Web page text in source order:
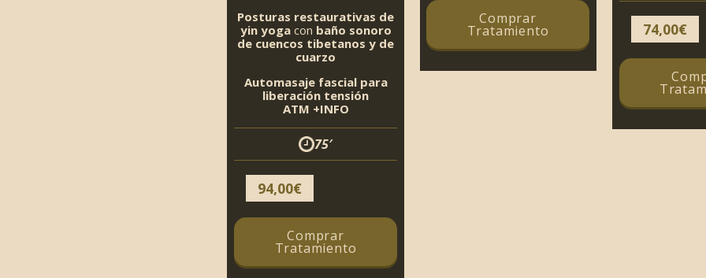
Posturas restaurativas de
yin yogacon baño sonoro
de cuencos tibetanos y de
cuarzo
Automasaje fascial para
liberación tensión
ATM +INFO
75′
94,00€
Comprar
Tratamiento
Comprar
Tratamiento 74,00€